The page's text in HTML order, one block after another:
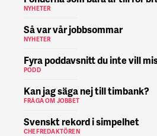
NYHETER
Så var vår jobbsommar
NYHETER
Fyra poddavsnitt du inte vill
PODD
Kan jag säga nej till timbank?
FRÅGA OM JOBBET
Svenskt rekord i simpelhet
CHEFREDAKTÖREN